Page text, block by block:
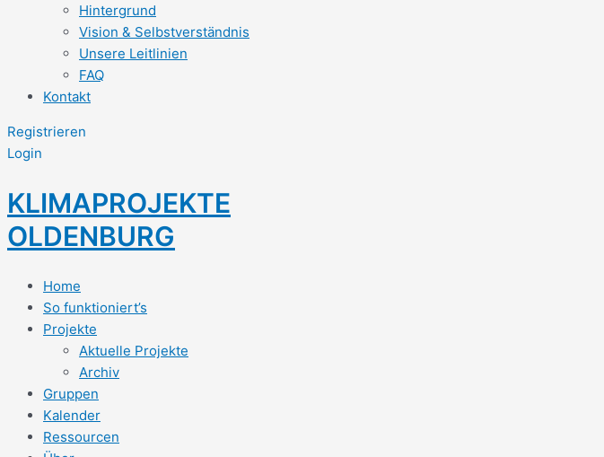
Hintergrund
Vision & Selbstverständnis
Unsere Leitlinien
FAQ
Kontakt
Registrieren
Login
KLIMAPROJEKTE
OLDENBURG
Home
So funktioniert’s
Projekte
Aktuelle Projekte
Archiv
Gruppen
Kalender
Ressourcen